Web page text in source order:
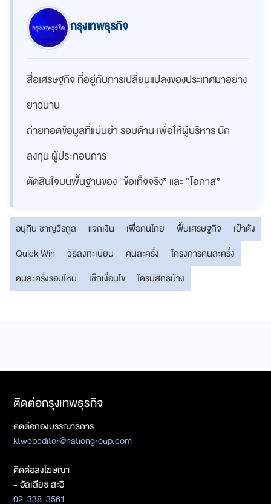
กรุงเทพธุรกิจ
สื่อเศรษฐกิจ ที่อยู่กับการเปลี่ยนแปลงของประเทศมาอย่าง
ยาวนาน
ถ่ายทอดข้อมูลที่แม่นยำ รอบด้าน เพื่อให้ผู้บริหาร นัก
ลงทุน ผู้ประกอบการ
ตัดสินใจบนพื้นฐานของ “ข้อเท็จจริง” และ “โอกาส”
อนุทิน ชาญวีรกูล แจกเงิน เพื่อคนไทย ฟื้นเศรษฐกิจ
เป๋าตัง
Quick Win
วิธีลงทะเบียน คนละครึ่ง
โครงการคนละครึ่ง
คนละครึ่งรอบใหม่
เช็กเงื่อนไข ใครมีสิทธิบ้าง
ติดต่อกรุงเทพธุรกิจ
ติดต่อกองบรรณาธิการ
ktwebeditor@nationgroup.com
ติดต่อลงโฆษณา
- อัลเลียซ สะอิ
02-338-3561